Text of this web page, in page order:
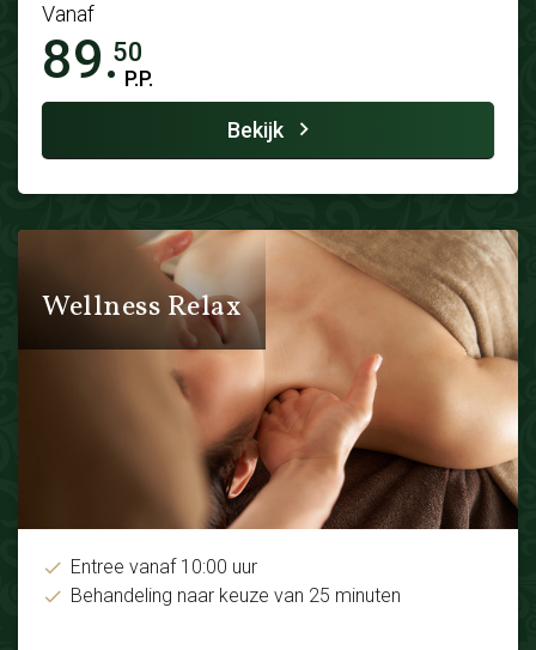
Vanaf
89.50
P.P.
Bekijk
Wellness Relax
Entree vanaf 10:00 uur
Behandeling naar keuze van 25 minuten